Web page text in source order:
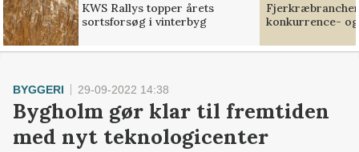
KWS Rallys topper årets
sortsforsøg i vinterbyg
konkurrence-
BYGGERI 29-09-2022 14:38
Bygholm gør klar til fremtiden
med nyt teknologicenter